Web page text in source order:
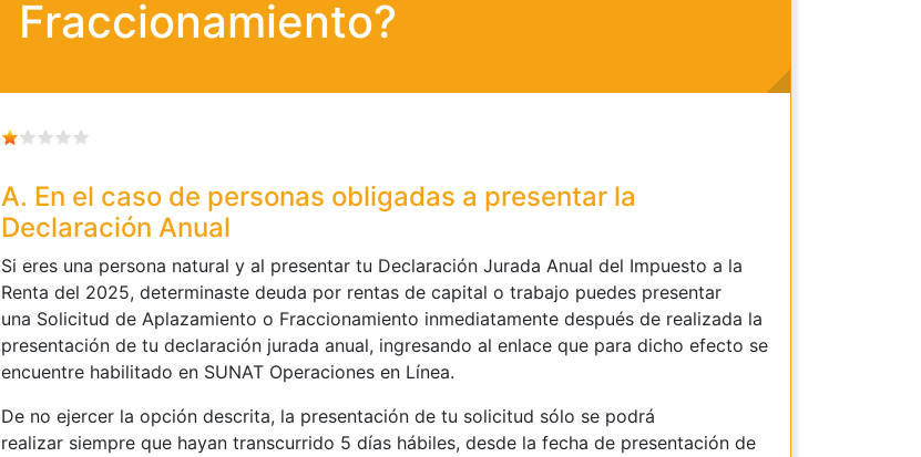
Fraccionamiento?
A. En el caso de personas obligadas a presentar la
Declaración Anual
Si eres una persona natural y al presentar tu Declaración Jurada Anual del Impuesto a la
Renta del 2025, determinaste deuda por rentas de capital o trabajo puedes presentar
una Solicitud de Aplazamiento o Fraccionamiento inmediatamente después de realizada la
presentación de tu declaración jurada anual, ingresando al enlace que para dicho efecto se
encuentre habilitado en SUNAT Operaciones en Línea.
De no ejercer la opción descrita, la presentación de tu solicitud sólo se podrá
realizar siempre que hayan transcurrido 5 días hábiles, desde la fecha de presentación de